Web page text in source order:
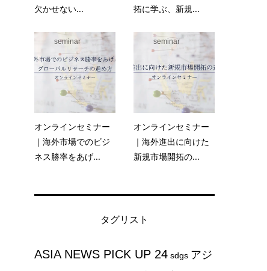
欠かせない...
拓に学ぶ、新規...
seminar
オンラインセミナー
｜海外市場でのビジ
ネス勝率をあげ...
seminar
オンラインセミナー
｜海外進出に向けた
新規市場開拓の...
タグリスト
ASIA NEWS PICK UP 24 sdgs アジ